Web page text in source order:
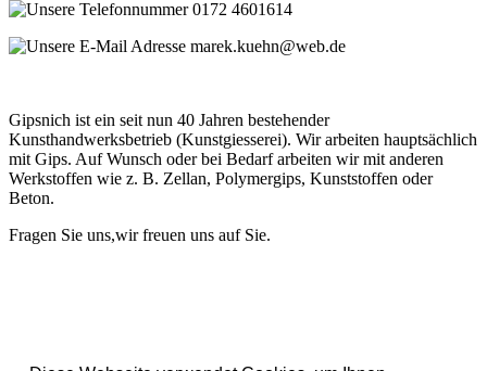
0172 4601614
marek.kuehn@web.de
Gipsnich ist ein seit nun 40 Jahren bestehender
Kunsthandwerksbetrieb (Kunstgiesserei). Wir arbeiten hauptsächlich
mit Gips. Auf Wunsch oder bei Bedarf arbeiten wir mit anderen
Werkstoffen wie z. B. Zellan, Polymergips, Kunststoffen oder
Beton.
Fragen Sie uns,wir freuen uns auf Sie.